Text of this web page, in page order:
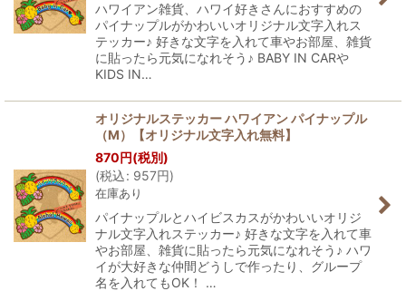
ハワイアン雑貨、ハワイ好きさんにおすすめの
パイナップルがかわいいオリジナル文字入れス
テッカー♪ 好きな文字を入れて車やお部屋、雑貨
に貼ったら元気になれそう♪ BABY IN CARや
KIDS IN…
オリジナルステッカー ハワイアン パイナップル
（M）【オリジナル文字入れ無料】
870円(税別)
(税込: 957円)
在庫あり
パイナップルとハイビスカスがかわいいオリジ
ナル文字入れステッカー♪ 好きな文字を入れて車
やお部屋、雑貨に貼ったら元気になれそう♪ ハワ
イが大好きな仲間どうしで作ったり、グループ
名を入れてもOK！ …